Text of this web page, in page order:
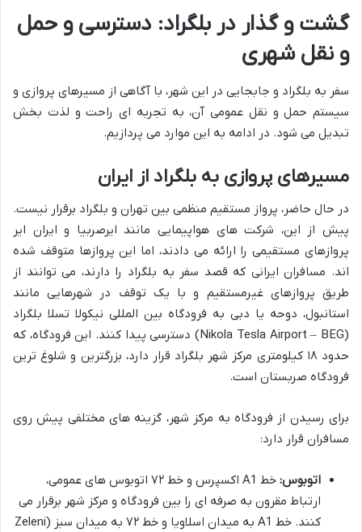
گشت و گذار در بلگراد: دسترسی و حمل
و نقل شهری
سفر به بلگراد و جابجایی در این شهر، با آگاهی از مسیرهای پروازی و
سیستم حمل و نقل عمومی آن، به تجربه ای راحت و لذت بخش
تبدیل می شود. در ادامه به این موارد می پردازیم.
مسیرهای پروازی به بلگراد از ایران
در حال حاضر، پرواز مستقیم منظمی بین تهران و بلگراد برقرار نیست.
پیش از این، شرکت های هواپیمایی مانند ایرصربیا و ایران ایر
پروازهای مستقیمی را ارائه می دادند، اما این پروازها متوقف شده
اند. مسافران ایرانی که قصد سفر به بلگراد را دارند، می توانند از
طریق پروازهای غیرمستقیم و با یک توقف در شهرهایی مانند
استانبول، دوحه یا دبی به فرودگاه بین المللی نیکولا تسلا بلگراد
(Nikola Tesla Airport – BEG) دسترسی پیدا کنند. این فرودگاه، که
حدود ۱۸ کیلومتری مرکز شهر بلگراد قرار دارد، بزرگترین و شلوغ ترین
فرودگاه صربستان است.
برای رسیدن از فرودگاه به مرکز شهر، گزینه های مختلفی پیش روی
مسافران قرار دارد:
اتوبوس:
خط A1 اکسپرس و خط ۷۲ اتوبوس های عمومی،
ارتباط مقرون به صرفه ای را بین فرودگاه و مرکز شهر برقرار می
کنند. خط A1 به میدان اسلاویا و خط ۷۲ به میدان سبز (Zeleni